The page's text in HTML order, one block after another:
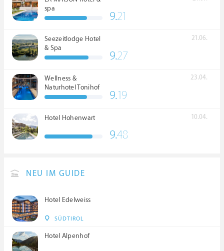
spa
9.21
Seezeitlodge Hotel
& Spa
21.06.
9.27
Wellness &
Naturhotel Tonihof
****S
23.04.
9.19
Hotel Hohenwart 10.04.
9.48
NEU IM GUIDE
Hotel Edelweiss
SÜDTIROL
Hotel Alpenhof